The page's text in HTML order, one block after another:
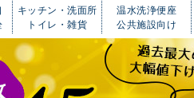
キッチン・洗面所
トイレ・雑貨
温水洗浄便座
公共施設向け